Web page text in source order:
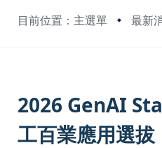
目前位置：主選單 最新
2026 GenAI
工百業應用選拔